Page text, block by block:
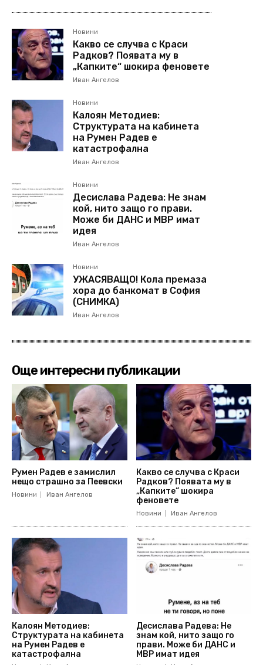
Новини
Какво се случва с Краси
Радков? Появата му в
„Капките“ шокира феновете
Иван Ангелов
Новини
Калоян Методиев:
Структурата на кабинета
на Румен Радев е
катастрофална
Иван Ангелов
Новини
Десислава Радева: Не знам
кой, нито защо го прави.
Може би ДАНС и МВР имат
идея
Иван Ангелов
Новини
УЖАСЯВАЩО! Кола премаза
хора до банкомат в София
(СНИМКА)
Иван Ангелов
Още интересни публикации
Румен Радев е замислил
нещо страшно за Пеевски
Новини Иван Ангелов
Какво се случва с Краси
Радков? Появата му в
„Капките“ шокира
феновете
Новини Иван Ангелов
Калоян Методиев:
Структурата на кабинета
на Румен Радев е
катастрофална
Десислава Радева: Не
знам кой, нито защо го
прави. Може би ДАНС и
МВР имат идея